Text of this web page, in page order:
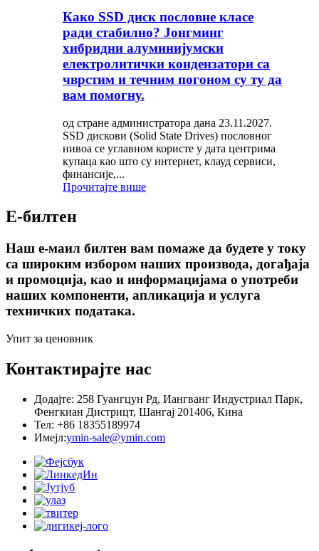
Како SSD диск пословне класе
ради стабилно? Јонгминг
хибридни алуминијумски
електролитички кондензатори са
чврстим и течним погоном су ту да
вам помогну.
од стране администратора дана 23.11.2027.
SSD дискови (Solid State Drives) пословног
нивоа се углавном користе у дата центрима
купаца као што су интернет, клауд сервиси,
финансије,...
Прочитајте више
Е-билтен
Наш е-маил билтен вам помаже да будете у току
са широким избором наших производа, догађаја
и промоција, као и информацијама о употреби
наших компоненти, апликација и услуга
техничких података.
Упит за ценовник
Контактирајте нас
Додајте: 258 Гуангцун Рд, Иангванг Индустриал Парк,
Фенгкиан Дистрицт, Шангај 201406, Кина
Тел: +86 18355189974
Имејл:ymin-sale@ymin.com